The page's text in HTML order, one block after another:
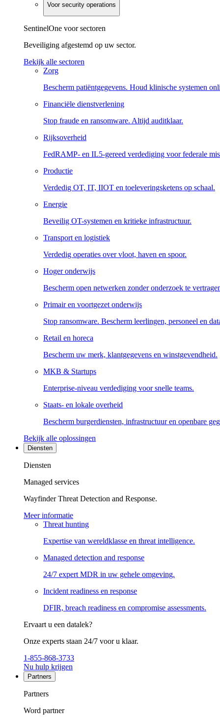
Voor security operations
SentinelOne voor sectoren
Beveiliging afgestemd op uw sector.
Bekijk alle sectoren
Zorg
Bescherm patiëntgegevens. Houd klinische systemen
Financiële dienstverlening
Stop fraude en ransomware. Altijd auditklaar.
Rijksoverheid
FedRAMP- en IL5-gereed verdediging voor federale
Productie
Verdedig OT, IT, IIOT en toeleveringsketens op schaal.
Energie
Beveilig OT-systemen en kritieke infrastructuur.
Transport en logistiek
Verdedig operaties over vloot, haven en spoor.
Hoger onderwijs
Bescherm open netwerken zonder onderzoek te
Primair en voortgezet onderwijs
Stop ransomware. Bescherm leerlingen, personeel en
Retail en horeca
Bescherm uw merk, klantgegevens en winstgevendheid.
MKB & Startups
Enterprise-niveau verdediging voor snelle teams.
Staats- en lokale overheid
Bescherm burgerdiensten, infrastructuur en openbare
Bekijk alle oplossingen
Diensten
Diensten
Managed services
Wayfinder Threat Detection and Response.
Meer informatie
Threat hunting
Expertise van wereldklasse en threat intelligence.
Managed detection and response
24/7 expert MDR in uw gehele omgeving.
Incident readiness en response
DFIR, breach readiness en compromise assessments.
Ervaart u een datalek?
Onze experts staan 24/7 voor u klaar.
1-855-868-3733
Nu hulp krijgen
Partners
Partners
Word partner